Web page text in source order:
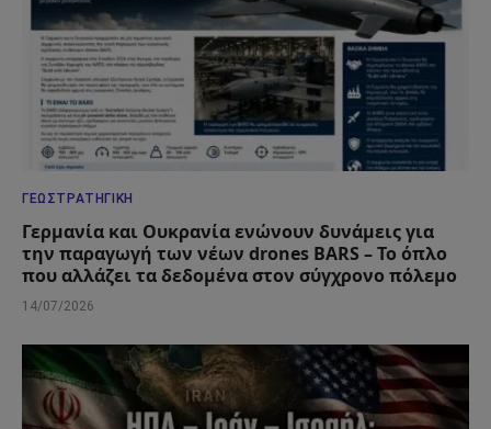
ΓΕΩΣΤΡΑΤΗΓΙΚΉ
Γερμανία και Ουκρανία ενώνουν δυνάμεις για
την παραγωγή των νέων drones BARS – Το όπλο
που αλλάζει τα δεδομένα στον σύγχρονο πόλεμο
14/07/2026